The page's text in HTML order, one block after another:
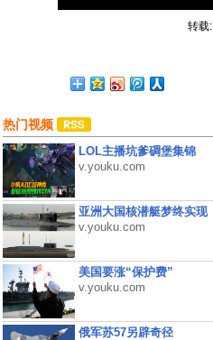
转载:
热门视频
LOL主播坑爹碉堡集锦
v.youku.com
亚洲大国核潜艇梦终实现
v.youku.com
美国要涨“保护费”
v.youku.com
俄军苏57另辟奇径